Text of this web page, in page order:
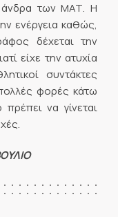
άνδρα των ΜΑΤ. Η
ενέργεια καθώς,
δέχεται την
είχε την ατυχία
συντάκτες
φορές κάτω
να γίνεται